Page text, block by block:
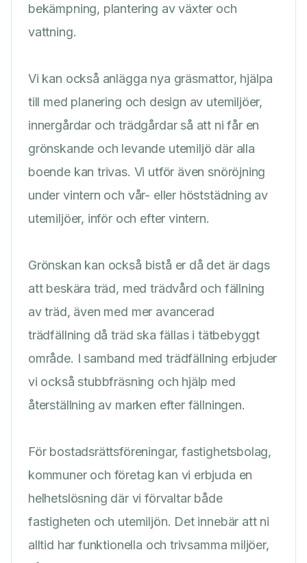
bekämpning, plantering av växter och
vattning.
Vi kan också anlägga nya gräsmattor, hjälpa
till med planering och design av utemiljöer,
innergårdar och trädgårdar så att ni får en
grönskande och levande utemiljö där alla
boende kan trivas. Vi utför även snöröjning
under vintern och vår- eller höststädning av
utemiljöer, inför och efter vintern.
Grönskan kan också bistå er då det är dags
att beskära träd, med trädvård och fällning
av träd, även med mer avancerad
trädfällning då träd ska fällas i tätbebyggt
område. I samband med trädfällning erbjuder
vi också stubbfräsning och hjälp med
återställning av marken efter fällningen.
För bostadsrättsföreningar, fastighetsbolag,
kommuner och företag kan vi erbjuda en
helhetslösning där vi förvaltar både
fastigheten och utemiljön. Det innebär att ni
alltid har funktionella och trivsamma miljöer,